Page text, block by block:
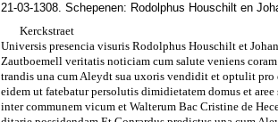
21-03-1308. Schepenen: Rodolphus Houschilt en
Kerckstraet
Universis presencia visuris Rodolphus Houschilt et
Zautboemell veritatis noticiam cum salute veniens
trandis una cum Aleydt sua uxoris vendidit et optulit
eidem ut fatebatur persolutis dimidietatem domus et
inter communem vicum et Walterum Bac Cristine de